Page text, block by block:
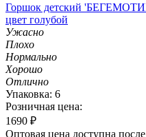
Горшок детский
цвет голубой
Ужасно
Плохо
Нормально
Хорошо
Отлично
Упаковка: 6
Розничная цена:
1690 ₽
Оптовая цена доступна